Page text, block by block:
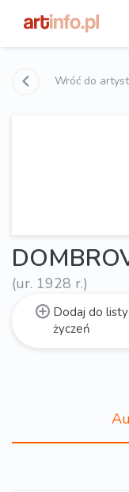
Wróć do
(ur. 1928 r.)
Dodaj do listy
życzeń